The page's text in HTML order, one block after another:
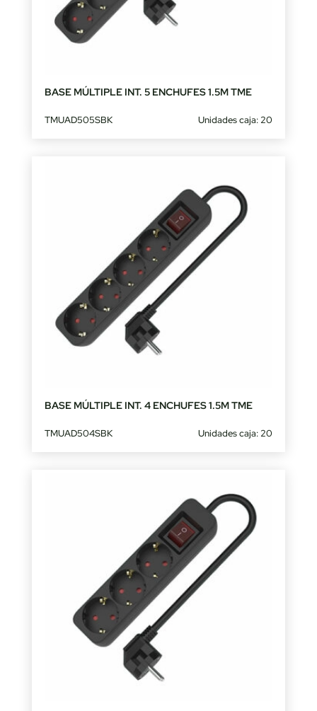
BASE MÚLTIPLE INT. 5 ENCHUFES 1.5M TME
TMUAD505SBK Unidades caja: 20
BASE MÚLTIPLE INT. 4 ENCHUFES 1.5M TME
TMUAD504SBK Unidades caja: 20